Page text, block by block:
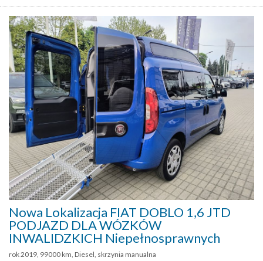
Nowa Lokalizacja FIAT DOBLO 1,6 JTD
PODJAZD DLA WÓZKÓW
INWALIDZKICH Niepełnosprawnych
rok 2019, 99000 km, Diesel, skrzynia manualna